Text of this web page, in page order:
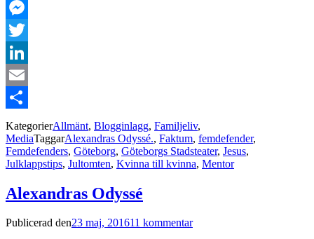
Facebook
Messenger
Twitter
LinkedIn
Email
Dela
KategorierAllmänt, Blogginlagg, Familjeliv,
MediaTaggarAlexandras Odyssé., Faktum, femdefender,
Femdefenders, Göteborg, Göteborgs Stadsteater, Jesus,
Julklappstips, Jultomten, Kvinna till kvinna, Mentor
Alexandras Odyssé
Publicerad den23 maj, 201611 kommentar